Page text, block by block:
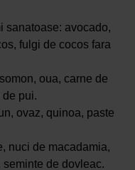
sanatoase: avocado,
fulgi de cocos fara
oua, carne de
de pui.
ovaz, quinoa, paste
nuci de macadamia,
de dovleac.